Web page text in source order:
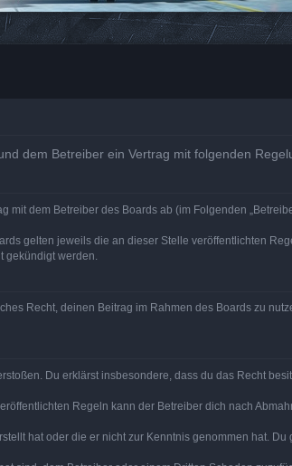
dem Betreiber ein Vertrag mit folgenden
dem Betreiber des Boards ab (im Folgenden
gelten jeweils die an dieser Stelle veröffentlichten
gekündigt werden.
Recht, deinen Beitrag im Rahmen des Boards zu
Du erklärst insbesondere, dass du das Recht
Regeln kann der Betreiber dich nach
hat oder die er nicht zur Kenntnis genommen hat. Du